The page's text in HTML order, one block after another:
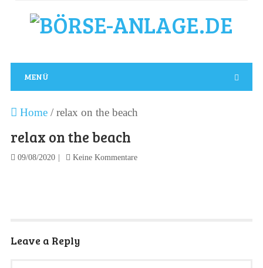
MENÜ
Home/ relax on the beach
relax on the beach
09/08/2020 Keine Kommentare
Leave a Reply